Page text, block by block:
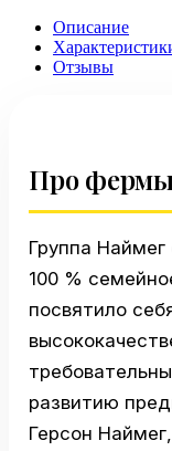
Описание
Отзывы
Про
Группа Наймег
100 %
посвятило
развитию
Герсон